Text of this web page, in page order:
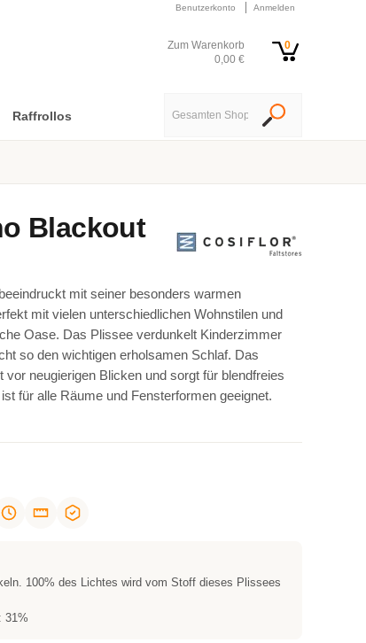
Benutzerkonto Anmelden
Zum Warenkorb
0,00 €
0
Raffrollos
Blackout
mit seiner besonders warmen
mit vielen unterschiedlichen Wohnstilen und
Oase. Das Plissee verdunkelt Kinderzimmer
so den wichtigen erholsamen Schlaf. Das
neugierigen Blicken und sorgt für blendfreies
für alle Räume und Fensterformen geeignet.
100% des Lichtes wird vom Stoff dieses Plissees
31%